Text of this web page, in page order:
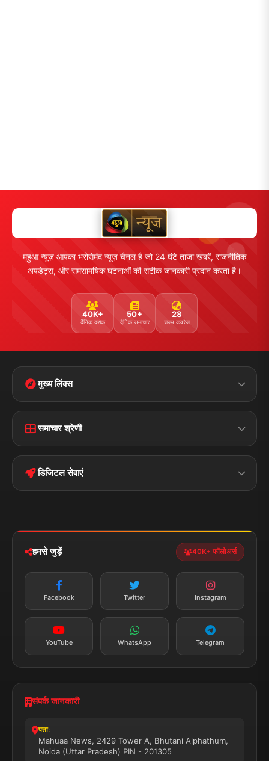
महुआ न्यूज़ आपका भरोसेमंद न्यूज़ चैनल है जो 24 घंटे ताजा खबरें, राजनीतिक
अपडेट्स, और समसामयिक घटनाओं की सटीक जानकारी प्रदान करता है।
40K+
दैनिक दर्शक
50+
दैनिक समाचार
28
राज्य कवरेज
मुख्य लिंक्स
Disclaimer
Terms &
Privacy Policy
समाचार श्रेणी
पॉलिटिकल झारखण्ड
डिजिटल सेवाएं
न्यूज़ अलर्ट
सब्सक्राइब करें
हमसे जुड़ें 40K+ फॉलोअर्स
Facebook Twitter Instagram
YouTube WhatsApp Telegram
संपर्क जानकारी
पता:
Mahuaa News, 2429 Tower A, Bhutani Alphathum,
Noida (Uttar Pradesh) PIN - 201305